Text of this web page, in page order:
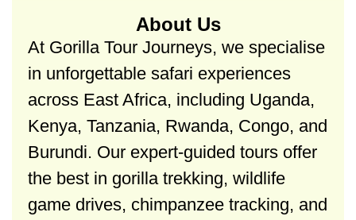
About Us
At Gorilla Tour Journeys, we specialise
in unforgettable safari experiences
across East Africa, including Uganda,
Kenya, Tanzania, Rwanda, Congo, and
Burundi. Our expert-guided tours offer
the best in gorilla trekking, wildlife
game drives, chimpanzee tracking, and